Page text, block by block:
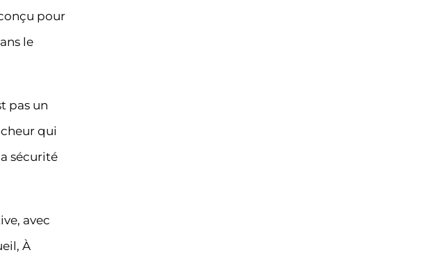
pour
le
pas un
qui
sécurité
avec
À